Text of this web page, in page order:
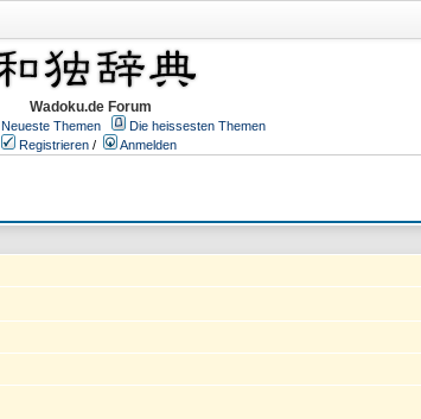
Wadoku.de Forum
Neueste Themen
Die heissesten Themen
Registrieren / Anmelden